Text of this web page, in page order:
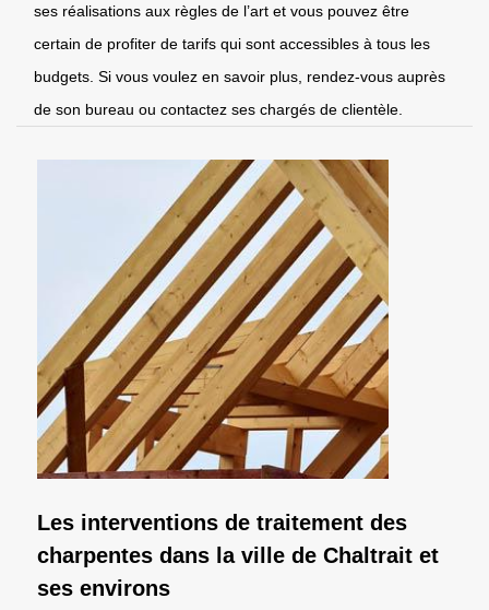
ses réalisations aux règles de l’art et vous pouvez être
certain de profiter de tarifs qui sont accessibles à tous les
budgets. Si vous voulez en savoir plus, rendez-vous auprès
de son bureau ou contactez ses chargés de clientèle.
Les interventions de traitement des
charpentes dans la ville de Chaltrait et
ses environs